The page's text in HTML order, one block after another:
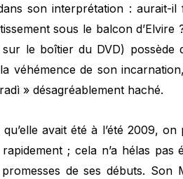
son interprétation : aurait-
sous le balcon d’Elvire
le boîtier du DVD) possède
véhémence de son
» désagréablement haché.
avait été à l’été 2009, on
; cela n’a hélas
de ses débuts. Son